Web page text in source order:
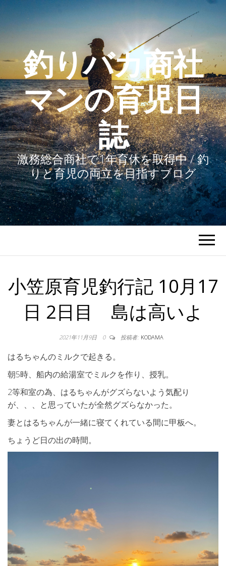
釣りバカ商社
マンの育児日
誌
激務総合商社で1年育休を取得中 / 釣
りと育児の両立を目指すブログ
小笠原育児釣行記 10月17
日 2日目 島は高いよ
2021年11月9日 0 投稿者: KODAMA
はるちゃんのミルクで起きる。
朝5時、船内の給湯室でミルクを作り、授乳。
2等和室の為、はるちゃんがグズらないよう気配り
が、、、と思っていたが全然グズらなかった。
妻とはるちゃんが一緒に寝てくれている間に甲板へ。
ちょうど日の出の時間。